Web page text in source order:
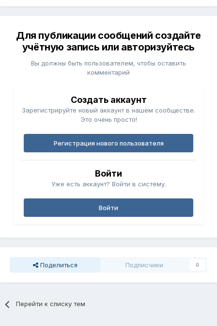
Для публикации сообщений создайте
учётную запись или авторизуйтесь
Вы должны быть пользователем, чтобы оставить
комментарий
Создать аккаунт
Зарегистрируйте новый аккаунт в нашем сообществе.
Это очень просто!
Регистрация нового пользователя
Войти
Уже есть аккаунт? Войти в систему.
Войти
Поделиться Подписчики 0
Перейти к списку тем